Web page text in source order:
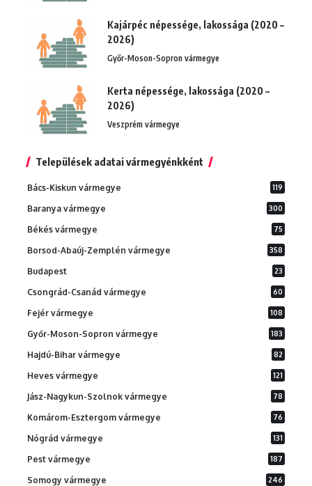
Kajárpéc népessége, lakossága (2020 –
2026)
Győr-Moson-Sopron vármegye
Kerta népessége, lakossága (2020 –
2026)
Veszprém vármegye
Települések adatai vármegyénkként
Bács-Kiskun vármegye 119
Baranya vármegye 300
Békés vármegye 75
Borsod-Abaúj-Zemplén vármegye 358
Budapest 23
Csongrád-Csanád vármegye 60
Fejér vármegye 108
Győr-Moson-Sopron vármegye 183
Hajdú-Bihar vármegye 82
Heves vármegye 121
Jász-Nagykun-Szolnok vármegye 78
Komárom-Esztergom vármegye 76
Nógrád vármegye 131
Pest vármegye 187
Somogy vármegye 246